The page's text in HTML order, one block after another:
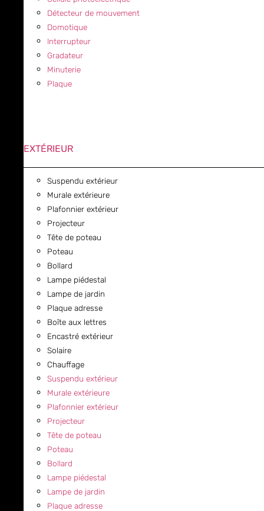
Détecteur de mouvement
Domotique
Interrupteur
Gradateur
Minuterie
Plaque
EXTÉRIEUR
Suspendu extérieur
Murale extérieure
Plafonnier extérieur
Projecteur
Tête de poteau
Poteau
Bollard
Lampe piédestal
Lampe de jardin
Plaque adresse
Boîte aux lettres
Encastré extérieur
Solaire
Chauffage
Suspendu extérieur
Murale extérieure
Plafonnier extérieur
Projecteur
Tête de poteau
Poteau
Bollard
Lampe piédestal
Lampe de jardin
Plaque adresse